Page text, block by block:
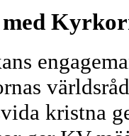
med
kristna